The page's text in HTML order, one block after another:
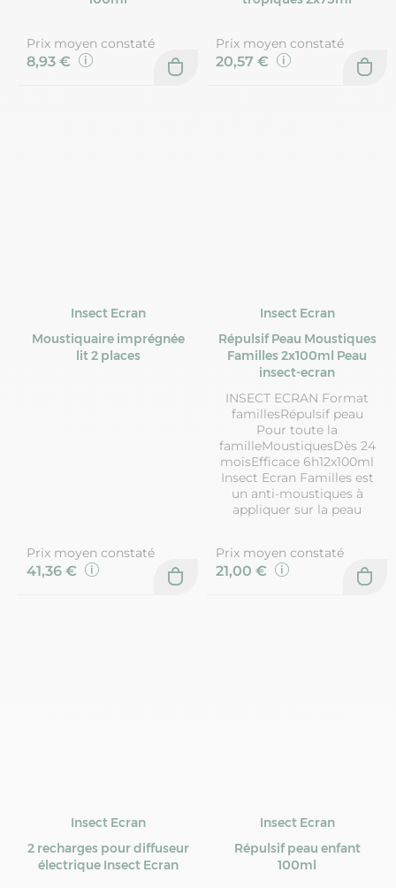
Prix moyen constaté
8,93 €
Prix moyen constaté
20,57 €
Insect Ecran
Moustiquaire imprégnée
lit 2 places
Prix moyen constaté
41,36 €
Insect Ecran
Répulsif Peau Moustiques
Familles 2x100ml Peau
insect-ecran
INSECT ECRAN Format
famillesRépulsif peau
Pour toute la
familleMoustiquesDès 24
moisEfficace 6h12x100ml
Insect Ecran Familles est
un anti-moustiques à
appliquer sur la peau
Prix moyen constaté
21,00 €
Insect Ecran
2 recharges pour diffuseur
électrique Insect Ecran
Insect Ecran
Répulsif peau enfant
100ml